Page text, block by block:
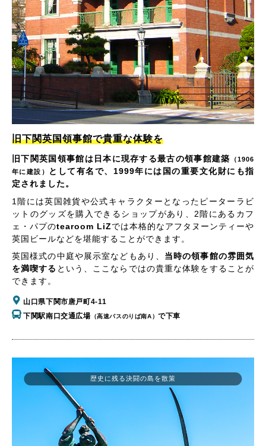
旧下関英国領事館で貴重な体験を
旧下関英国領事館は日本に現存する最古の領事館建築
（1906
年に建設）
として有名で、1999年には国の重要文化財にも指
定されました。
1階には英国雑貨や公式キャラクターとなったピーターラビ
ットのグッズを購入できるショップがあり、2階にあるカフ
ェ・パプのtearoom LiZでは本格的なアフタヌーンティーや
英国ビールなどを堪能することができます。
英国様式の中庭や展示室などもあり、 当時の領事館の雰囲気
を満喫する という、ここならではの貴重な体験をすることが
できます。
山口県下関市唐戸町4-11
下関駅南口交通広場 （高速バスのりば南A）で下車
歴史に残る決闘の島を散策